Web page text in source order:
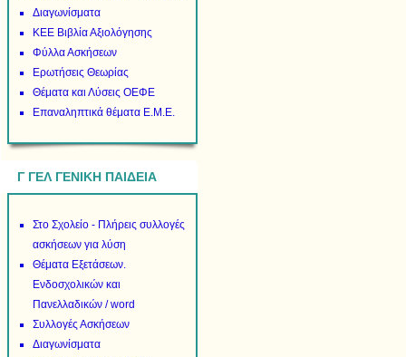
Διαγωνίσματα
ΚΕΕ Βιβλία Αξιολόγησης
Φύλλα Ασκήσεων
Ερωτήσεις Θεωρίας
Θέματα και Λύσεις ΟΕΦΕ
Επαναληπτικά θέματα Ε.Μ.Ε.
Γ ΓΕΛ ΓΕΝΙΚΗ ΠΑΙΔΕΙΑ
Στο Σχολείο - Πλήρεις συλλογές
ασκήσεων για λύση
Θέματα Εξετάσεων.
Ενδοσχολικών και
Πανελλαδικών / word
Συλλογές Ασκήσεων
Διαγωνίσματα